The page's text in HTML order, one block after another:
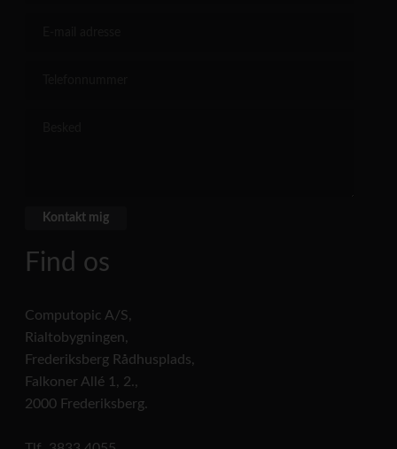
Find os
Computopic A/S,
Rialtobygningen,
Frederiksberg Rådhusplads,
Falkoner Allé 1, 2.,
2000 Frederiksberg.